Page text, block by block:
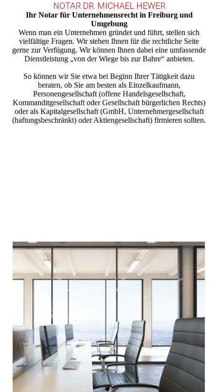
NOTAR DR. MICHAEL HEWER
Ihr Notar für Unternehmensrecht in Freiburg und
Umgebung
Wenn man ein Unternehmen gründet und führt, stellen sich
vielfältige Fragen. Wir stehen Ihnen für die rechtliche Seite
gerne zur Verfügung. Wir können Ihnen dabei eine umfassende
Dienstleistung „von der Wiege bis zur Bahre“ anbieten.
So können wir Sie etwa bei Beginn Ihrer Tätigkeit dazu
beraten, ob Sie am besten als Einzelkaufmann,
Personengesellschaft (offene Handelsgesellschaft,
Kommanditgesellschaft oder Gesellschaft bürgerlichen Rechts)
oder als Kapitalgesellschaft (GmbH, Unternehmergesellschaft
(haftungsbeschränkt) oder Aktiengesellschaft) firmieren sollten.